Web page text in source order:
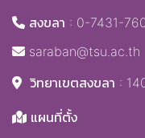
สงขลา : 0-7431-
saraban@tsu.ac.th
วิทยาเขตสงขลา :
แผนที่ตั้ง